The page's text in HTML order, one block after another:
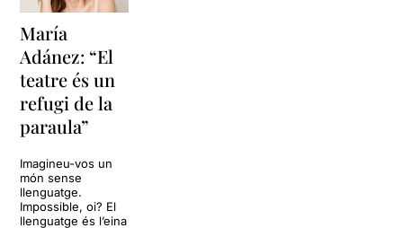
María
Adánez: “El
teatre és un
refugi de la
paraula”
Imagineu-vos un
món sense
llenguatge.
Impossible, oi? El
llenguatge és l’eina